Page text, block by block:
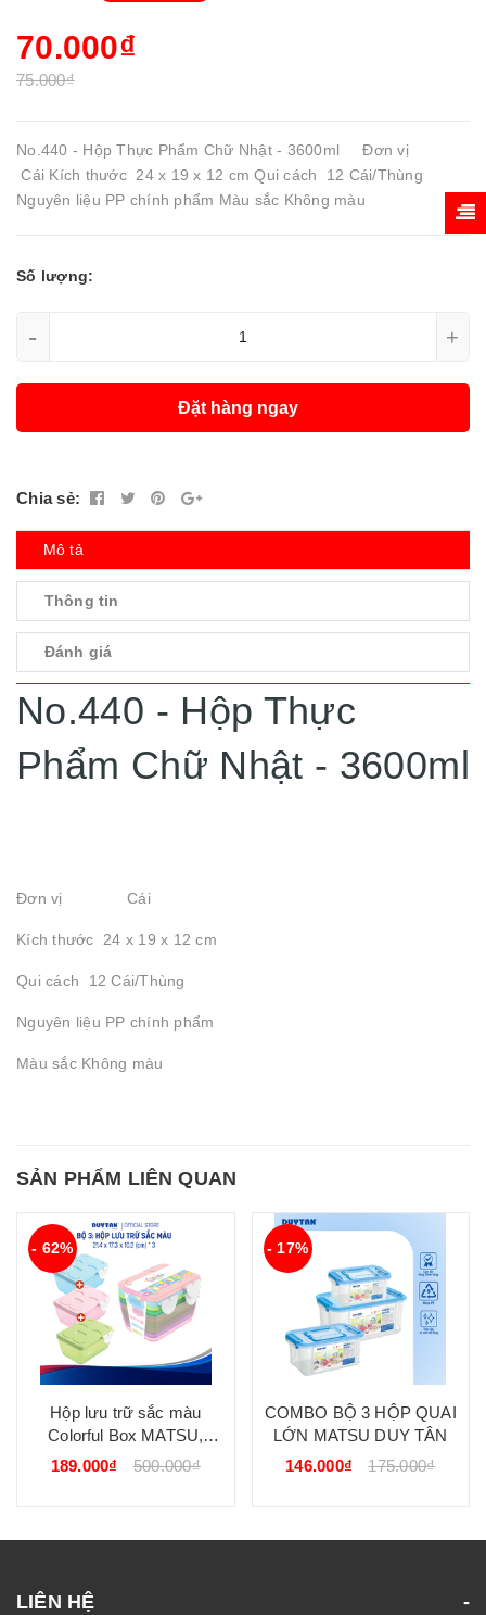
70.000₫
75.000₫
No.440 - Hộp Thực Phẩm Chữ Nhật - 3600ml Đơn vị
Cái Kích thước 24 x 19 x 12 cm Qui cách 12 Cái/Thùng
Nguyên liệu PP chính phẩm Màu sắc Không màu
Số lượng:
- +
Đặt hàng ngay
Chia sẻ:
Mô tả
Thông tin
Đánh giá
No.440 - Hộp Thực
Phẩm Chữ Nhật - 3600ml
Đơn vị Cái
Kích thước 24 x 19 x 12 cm
Qui cách 12 Cái/Thùng
Nguyên liệu PP chính phẩm
Màu sắc Không màu
SẢN PHẨM LIÊN QUAN
- 62%
Hộp lưu trữ sắc màu
Colorful Box MATSU,
nhựa PP nguyên sinh, lưu
189.000₫ 500.000₫
- 17%
COMBO BỘ 3 HỘP QUAI
LỚN MATSU DUY TÂN
146.000₫
175.000₫
LIÊN HỆ